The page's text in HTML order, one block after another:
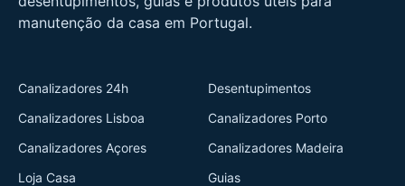
manutenção da casa em Portugal.
Canalizadores 24h
Desentupimentos
Canalizadores Lisboa
Canalizadores Porto
Canalizadores Açores
Canalizadores Madeira
Loja Casa
Guias